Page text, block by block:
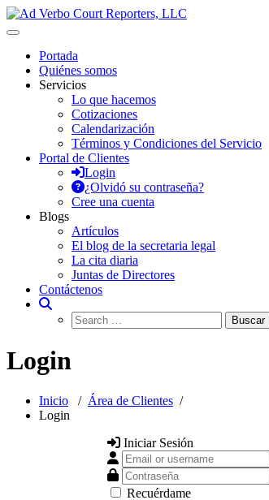
Saltar
al
Ad Verbo Court Reporters, LLC
reuniones y asambleas.
Portada
Quiénes somos
Servicios
Lo que hacemos
Cotizaciones
Calendarización
Términos y Condiciones del Servicio
Portal de Clientes
Login
¿Olvidó su contraseña?
Cree una cuenta
Blogs
Artículos
El blog de la secretaria legal
La cita diaria
Juntas de Directores
Contáctenos
Login
Inicio / Área de Clientes /
Login
Iniciar Sesión
Email or username
Contraseña
Recuérdame